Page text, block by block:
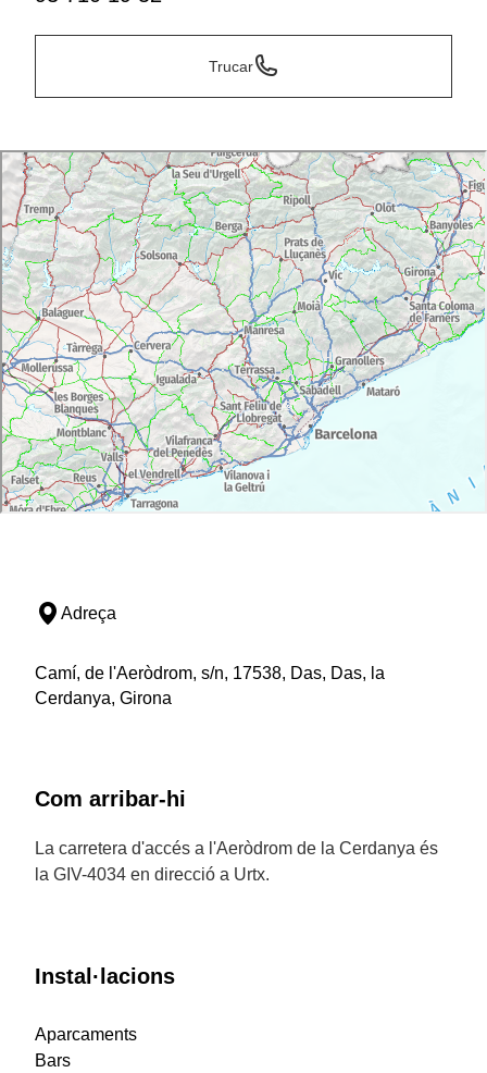
Trucar
Adreça
Camí, de l'Aeròdrom, s/n, 17538, Das, Das, la
Cerdanya, Girona
Com arribar-hi
La carretera d'accés a l'Aeròdrom de la Cerdanya és
la GIV-4034 en direcció a Urtx.
Instal·lacions
Aparcaments
Bars